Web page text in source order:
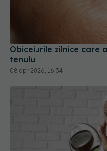
Obiceiurile zilnice care
tenului
08 apr 2026, 16:34